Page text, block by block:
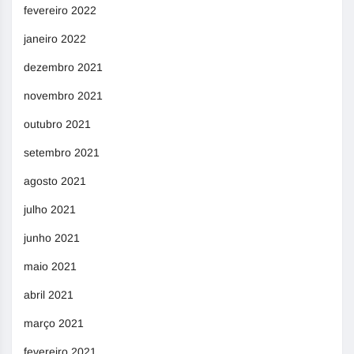
fevereiro 2022
janeiro 2022
dezembro 2021
novembro 2021
outubro 2021
setembro 2021
agosto 2021
julho 2021
junho 2021
maio 2021
abril 2021
março 2021